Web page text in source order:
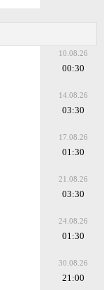
10.08.26
00:30
14.08.26
03:30
17.08.26
01:30
21.08.26
03:30
24.08.26
01:30
30.08.26
21:00